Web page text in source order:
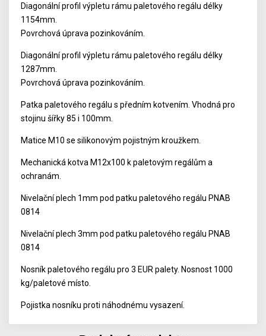
Diagonální profil výpletu rámu paletového regálu délky
1154mm.
Povrchová úprava pozinkováním.
Diagonální profil výpletu rámu paletového regálu délky
1287mm.
Povrchová úprava pozinkováním.
Patka paletového regálu s předním kotvením. Vhodná pro
stojinu šířky 85 i 100mm.
Matice M10 se silikonovým pojistným kroužkem.
Mechanická kotva M12x100 k paletovým regálům a
ochranám.
Nivelační plech 1mm pod patku paletového regálu PNAB
0814
Nivelační plech 3mm pod patku paletového regálu PNAB
0814
Nosník paletového regálu pro 3 EUR palety. Nosnost 1000
kg/paletové místo.
Pojistka nosníku proti náhodnému vysazení.